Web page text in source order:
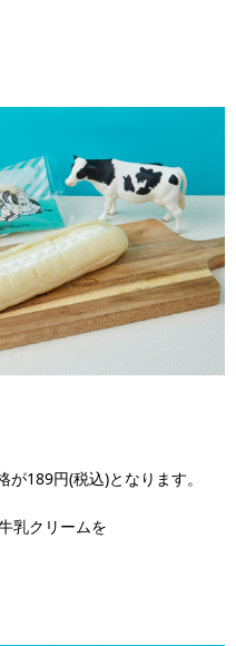
189円(税込)となります。
乳クリームを